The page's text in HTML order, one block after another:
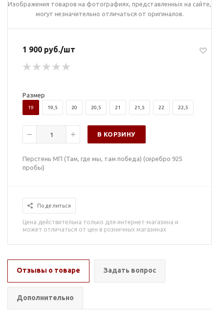
Изображения товаров на фотографиях, представленных на сайте,
могут незначительно отличаться от оригиналов.
1 900 руб./шт
Размер
19 19,5 20 20,5 21 21,5 22 22,5
В КОРЗИНУ
Перстень МП (Там, где мы, там победа) (серебро 925
пробы)
Поделиться
Цена действительна только для интернет-магазина и
может отличаться от цен в розничных магазинах
Отзывы о товаре Задать вопрос
Дополнительно